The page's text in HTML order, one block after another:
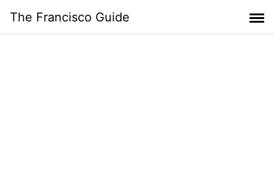
content
The Francisco Guide